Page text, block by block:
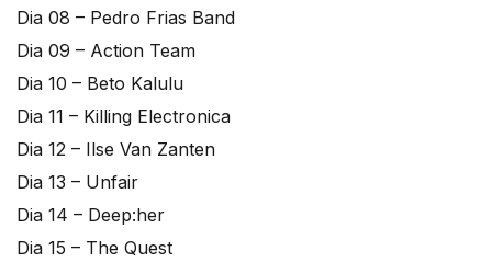
Dia 08 – Pedro Frias Band
Dia 09 – Action Team
Dia 10 – Beto Kalulu
Dia 11 – Killing Electronica
Dia 12 – Ilse Van Zanten
Dia 13 – Unfair
Dia 14 – Deep:her
Dia 15 – The Quest